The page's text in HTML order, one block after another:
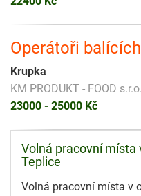
Operátoři
Krupka
KM PRODUKT - FOOD s.r.o.
23000 - 25000 Kč
Volná pracovní místa
Teplice
Volná pracovní místa v